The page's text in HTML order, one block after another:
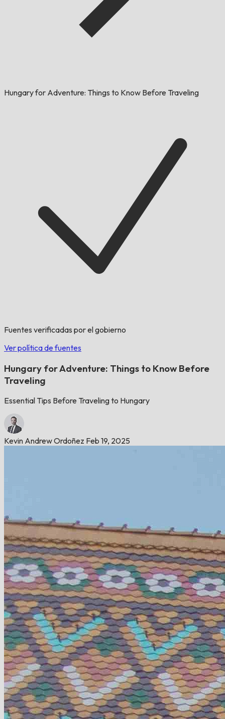
Hungary for Adventure: Things to Know Before Traveling
Fuentes verificadas por el gobierno
Ver política de fuentes
Hungary for Adventure: Things to Know Before
Traveling
Essential Tips Before Traveling to Hungary
Kevin Andrew Ordoñez Feb 19, 2025